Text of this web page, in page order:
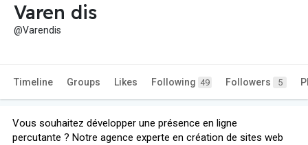
Varen dis
@Varendis
Timeline Groups Likes Following 49 Followers 5
Vous souhaitez développer une présence en ligne
percutante ? Notre agence experte en création de sites web